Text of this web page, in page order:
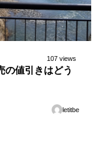
107 views
の値引きはどう
letitbe